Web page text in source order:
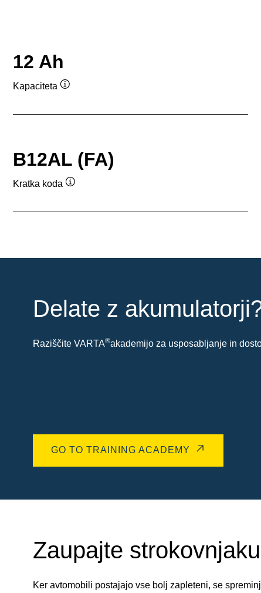
12 Ah
Kapaciteta
B12AL (FA)
Kratka koda
Delate z
Raziščite VARTA®akademijo za usposabljanje in
GO TO TRAINING ACADEMY
Zaupajte
Ker avtomobili postajajo vse bolj zapleteni, se